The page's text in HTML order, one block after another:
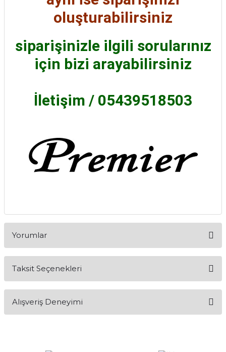
oluşturabilirsiniz
siparişinizle ilgili sorularınız
için bizi arayabilirsiniz
İletişim / 05439518503
Yorumlar
Taksit Seçenekleri
Alışveriş Deneyimi
alışveriş oldu özellikle bekledigimden